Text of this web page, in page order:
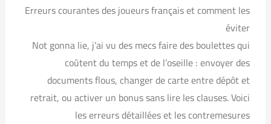
Erreurs courantes des joueurs français et comment les
éviter
Not gonna lie, j’ai vu des mecs faire des boulettes qui
coûtent du temps et de l’oseille : envoyer des
documents flous, changer de carte entre dépôt et
retrait, ou activer un bonus sans lire les clauses. Voici
les erreurs détaillées et les contremesures